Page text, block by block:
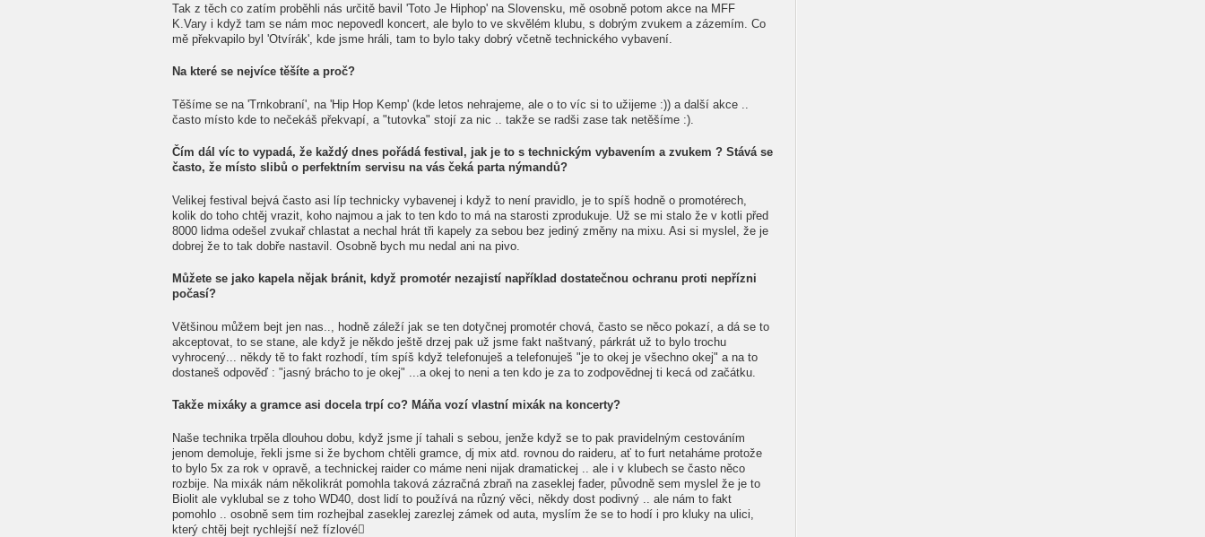
Tak z těch co zatím proběhli nás určitě bavil 'Toto Je Hiphop' na Slovensku, mě osobně potom akce na MFF
K.Vary i když tam se nám moc nepovedl koncert, ale bylo to ve skvělém klubu, s dobrým zvukem a zázemím. Co
mě překvapilo byl 'Otvírák', kde jsme hráli, tam to bylo taky dobrý včetně technického vybavení.
Na které se nejvíce těšíte a proč?
Těšíme se na 'Trnkobraní', na 'Hip Hop Kemp' (kde letos nehrajeme, ale o to víc si to užijeme :)) a další akce ..
často místo kde to nečekáš překvapí, a "tutovka" stojí za nic .. takže se radši zase tak netěšíme :).
Čím dál víc to vypadá, že každý dnes pořádá festival, jak je to s technickým vybavením a zvukem ? Stává se
často, že místo slibů o perfektním servisu na vás čeká parta nýmandů?
Velikej festival bejvá často asi líp technicky vybavenej i když to není pravidlo, je to spíš hodně o promotérech,
kolik do toho chtěj vrazit, koho najmou a jak to ten kdo to má na starosti zprodukuje. Už se mi stalo že v kotli před
8000 lidma odešel zvukař chlastat a nechal hrát tři kapely za sebou bez jediný změny na mixu. Asi si myslel, že je
dobrej že to tak dobře nastavil. Osobně bych mu nedal ani na pivo.
Můžete se jako kapela nějak bránit, když promotér nezajistí například dostatečnou ochranu proti nepřízni
počasí?
Většinou můžem bejt jen nas.., hodně záleží jak se ten dotyčnej promotér chová, často se něco pokazí, a dá se to
akceptovat, to se stane, ale když je někdo ještě drzej pak už jsme fakt naštvaný, párkrát už to bylo trochu
vyhrocený... někdy tě to fakt rozhodí, tím spíš když telefonuješ a telefonuješ "je to okej je všechno okej" a na to
dostaneš odpověď : "jasný brácho to je okej" ...a okej to neni a ten kdo je za to zodpovědnej ti kecá od začátku.
Takže mixáky a gramce asi docela trpí co? Máňa vozí vlastní mixák na koncerty?
Naše technika trpěla dlouhou dobu, když jsme jí tahali s sebou, jenže když se to pak pravidelným cestováním
jenom demoluje, řekli jsme si že bychom chtěli gramce, dj mix atd. rovnou do raideru, ať to furt netaháme protože
to bylo 5x za rok v opravě, a technickej raider co máme neni nijak dramatickej .. ale i v klubech se často něco
rozbije. Na mixák nám několikrát pomohla taková zázračná zbraň na zaseklej fader, původně sem myslel že je to
Biolit ale vyklubal se z toho WD40, dost lidí to používá na různý věci, někdy dost podivný .. ale nám to fakt
pomohlo .. osobně sem tim rozhejbal zaseklej zarezlej zámek od auta, myslím že se to hodí i pro kluky na ulici,
který chtěj bejt rychlejší než fízlové